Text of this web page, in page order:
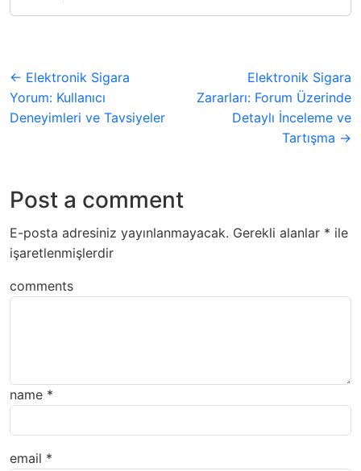
← Elektronik Sigara
Yorum: Kullanıcı
Deneyimleri ve Tavsiyeler
Elektronik Sigara
Zararları: Forum Üzerinde
Detaylı İnceleme ve
Tartışma →
Post a comment
E-posta adresiniz yayınlanmayacak. Gerekli alanlar * ile
işaretlenmişlerdir
comments
name *
email *